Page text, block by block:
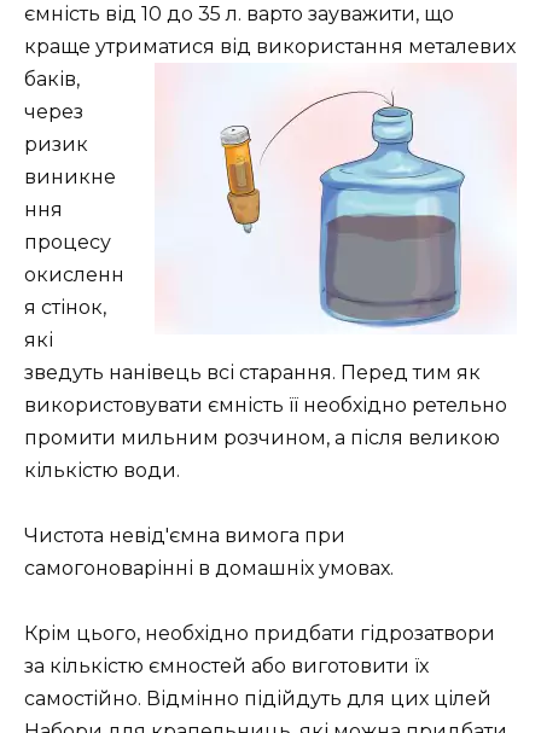
ємність від 10 до 35 л. варто зауважити, що
краще утриматися від використання металевих
баків,
через
ризик
виникне
ння
процесу
окисленн
я стінок,
які
зведуть нанівець всі старання. Перед тим як
використовувати ємність її необхідно ретельно
промити мильним розчином, а після великою
кількістю води.
Чистота невід'ємна вимога при
самогоноварінні в домашніх умовах.
Крім цього, необхідно придбати гідрозатвори
за кількістю ємностей або виготовити їх
самостійно. Відмінно підійдуть для цих цілей